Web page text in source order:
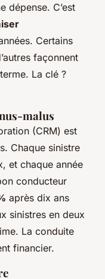
dépense. C’est
Certains
façonnent
La clé ?
malus
(CRM) est
Chaque sinistre
et chaque année
conducteur
après dix ans
sinistres en deux
La conduite
financier.